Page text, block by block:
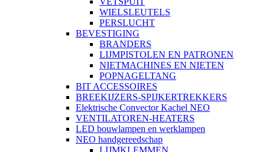
WIELSLEUTELS
PERSLUCHT
BEVESTIGING
BRANDERS
LIJMPISTOLEN EN PATRONEN
NIETMACHINES EN NIETEN
POPNAGELTANG
BIT ACCESSOIRES
BREEKIJZERS-SPIJKERTREKKERS
Elektrische Convector Kachel NEO
VENTILATOREN-HEATERS
LED bouwlampen en werklampen
NEO handgereedschap
LIJMKLEMMEN